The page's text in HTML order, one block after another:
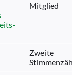
Mitglied
Zweite